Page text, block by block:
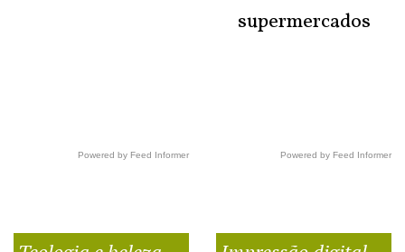
Powered by Feed Informer
supermercados
Powered by Feed Informer